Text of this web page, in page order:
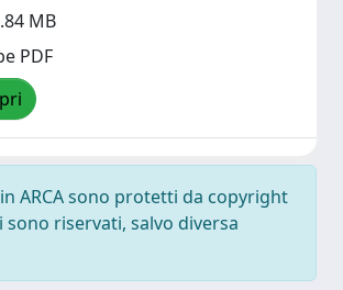
MB
PDF
ARCA sono protetti da copyright
riservati, salvo diversa